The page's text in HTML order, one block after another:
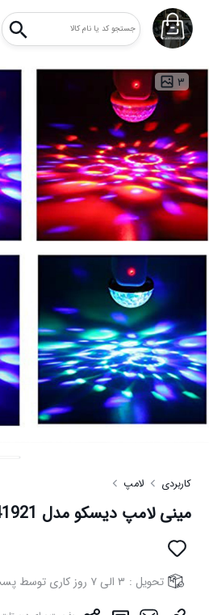
۳
کاربردی لامپ
مینی لامپ دیسکو مدل 41921
تحویل : ۳ الی ۷ روز کاری توسط پست و تیپاکس